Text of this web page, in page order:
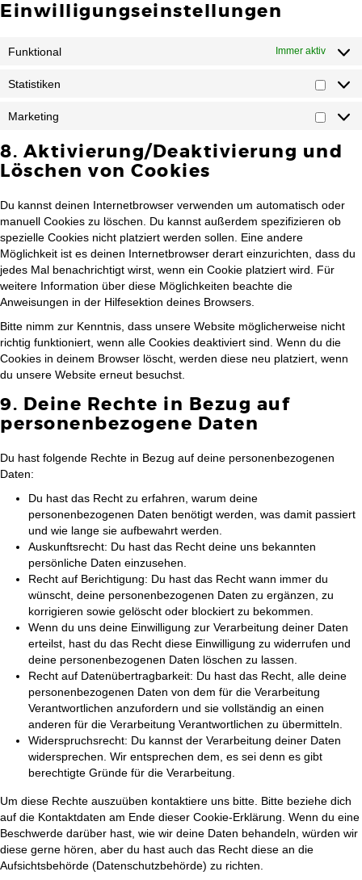
Einwilligungseinstellungen
Funktional Immer aktiv
Statistiken
Marketing
8. Aktivierung/Deaktivierung und
Löschen von Cookies
Du kannst deinen Internetbrowser verwenden um automatisch oder
manuell Cookies zu löschen. Du kannst außerdem spezifizieren ob
spezielle Cookies nicht platziert werden sollen. Eine andere
Möglichkeit ist es deinen Internetbrowser derart einzurichten, dass du
jedes Mal benachrichtigt wirst, wenn ein Cookie platziert wird. Für
weitere Information über diese Möglichkeiten beachte die
Anweisungen in der Hilfesektion deines Browsers.
Bitte nimm zur Kenntnis, dass unsere Website möglicherweise nicht
richtig funktioniert, wenn alle Cookies deaktiviert sind. Wenn du die
Cookies in deinem Browser löscht, werden diese neu platziert, wenn
du unsere Website erneut besuchst.
9. Deine Rechte in Bezug auf
personenbezogene Daten
Du hast folgende Rechte in Bezug auf deine personenbezogenen
Daten:
Du hast das Recht zu erfahren, warum deine
personenbezogenen Daten benötigt werden, was damit passiert
und wie lange sie aufbewahrt werden.
Auskunftsrecht: Du hast das Recht deine uns bekannten
persönliche Daten einzusehen.
Recht auf Berichtigung: Du hast das Recht wann immer du
wünscht, deine personenbezogenen Daten zu ergänzen, zu
korrigieren sowie gelöscht oder blockiert zu bekommen.
Wenn du uns deine Einwilligung zur Verarbeitung deiner Daten
erteilst, hast du das Recht diese Einwilligung zu widerrufen und
deine personenbezogenen Daten löschen zu lassen.
Recht auf Datenübertragbarkeit: Du hast das Recht, alle deine
personenbezogenen Daten von dem für die Verarbeitung
Verantwortlichen anzufordern und sie vollständig an einen
anderen für die Verarbeitung Verantwortlichen zu übermitteln.
Widerspruchsrecht: Du kannst der Verarbeitung deiner Daten
widersprechen. Wir entsprechen dem, es sei denn es gibt
berechtigte Gründe für die Verarbeitung.
Um diese Rechte auszuüben kontaktiere uns bitte. Bitte beziehe dich
auf die Kontaktdaten am Ende dieser Cookie-Erklärung. Wenn du eine
Beschwerde darüber hast, wie wir deine Daten behandeln, würden wir
diese gerne hören, aber du hast auch das Recht diese an die
Aufsichtsbehörde (Datenschutzbehörde) zu richten.